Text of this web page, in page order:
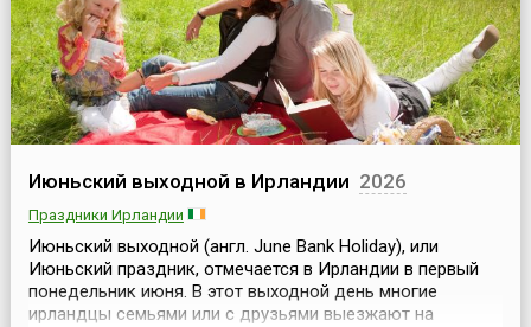
Июньский выходной в Ирландии 2026
Праздники Ирландии
Июньский выходной (англ. June Bank Holiday), или
Июньский праздник, отмечается в Ирландии в первый
понедельник июня. В этот выходной день многие
ирландцы семьями или с друзьями выезжают на